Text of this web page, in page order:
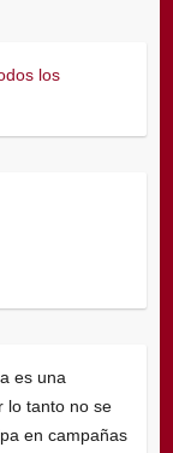
los
es una
lo tanto no se
en campañas